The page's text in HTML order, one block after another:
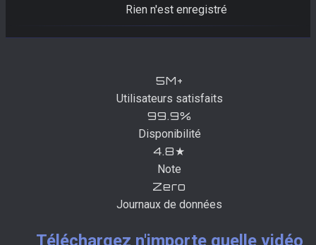
Rien n'est enregistré
5M+
Utilisateurs satisfaits
99.9%
Disponibilité
4.8★
Note
Zero
Journaux de données
Téléchargez n'importe quelle vidéo